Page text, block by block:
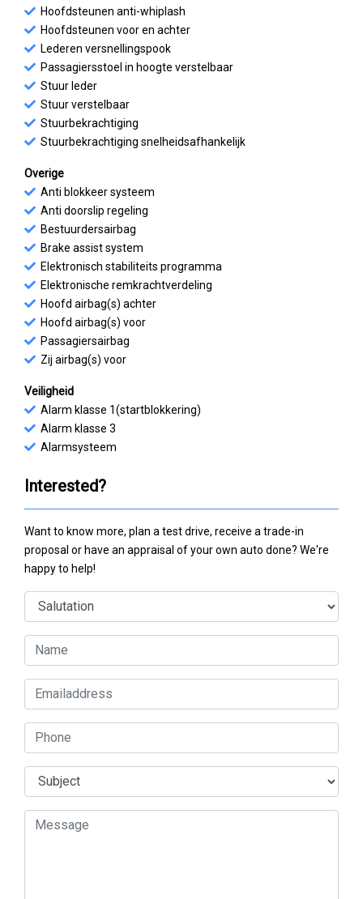
Hoofdsteunen anti-whiplash
Hoofdsteunen voor en achter
Lederen versnellingspook
Passagiersstoel in hoogte verstelbaar
Stuur leder
Stuur verstelbaar
Stuurbekrachtiging
Stuurbekrachtiging snelheidsafhankelijk
Overige
Anti blokkeer systeem
Anti doorslip regeling
Bestuurdersairbag
Brake assist system
Elektronisch stabiliteits programma
Elektronische remkrachtverdeling
Hoofd airbag(s) achter
Hoofd airbag(s) voor
Passagiersairbag
Zij airbag(s) voor
Veiligheid
Alarm klasse 1(startblokkering)
Alarm klasse 3
Alarmsysteem
Interested?
Want to know more, plan a test drive, receive a trade-in
proposal or have an appraisal of your own auto done? We're
happy to help!